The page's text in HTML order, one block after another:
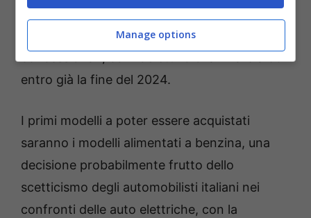
nazionali. Le prime saranno quella italiana e
spagnola: nel nostro Paese si partirà con 14
entro già la fine del 2024.
I primi modelli a poter essere acquistati
saranno i modelli alimentati a benzina, una
decisione probabilmente frutto dello
scetticismo degli automobilisti italiani nei
confronti delle auto elettriche, con la
Manage options